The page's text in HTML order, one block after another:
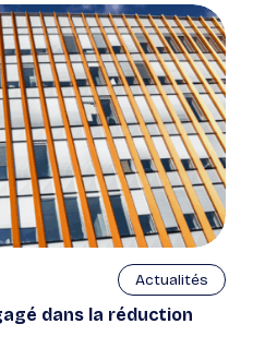
Actualités
dans la réduction